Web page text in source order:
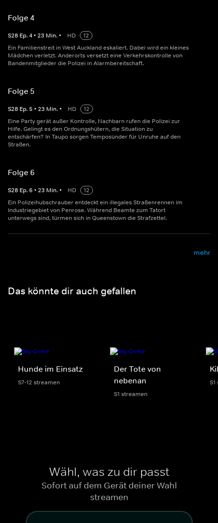
Folge 4
S28 Ep.4 • 23 Min. • HD
12
Ein Familienstreit in West Auckland eskaliert. Dabei wird ein kleines
Mädchen verletzt. Anderorts versetzt eine Verkehrskontrolle von
Bandenmitglieder die Polizei in Alarmbereitschaft.
Folge 5
S28 Ep.5 • 23 Min. • HD
12
Eine Party gerät außer Kontrolle, Nachbarn rufen die Polizei zur
Hilfe. Gelingt es den Ordnungshütern, die Situation zu
entschärfen? In Taupo sorgen Temposünder für Unruhe auf den
Straßen.
Folge 6
S28 Ep.6 • 23 Min. • HD
12
Ein Polizeihubschrauber entdeckt ein illegales Straßenrennen im
Industriegebiet von Penrose. Während Beamte zum Tatort
unterwegs sind, türmen sich in Queenstown die Strafzettel.
mehr
Das könnte dir auch gefallen
Hunde im Einsatz
S7-12 streamen
Der Tote von
nebenan
S1 streamen
Wähl, was zu dir passt
Sofort auf dem Gerät deiner Wahl
streamen